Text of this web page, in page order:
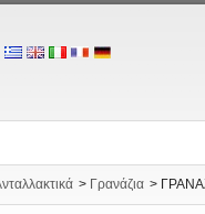
> Γρανάζια >